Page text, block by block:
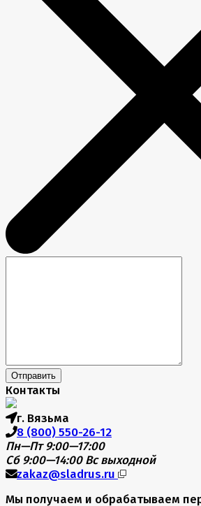
Отправить
Контакты
г. Вязьма
8 (800) 550-26-12
Пн—Пт 9:00—17:00
Сб 9:00—14:00 Вс выходной
zakaz@sladrus.ru
Мы получаем и обрабатываем